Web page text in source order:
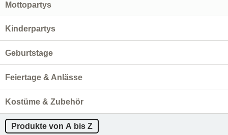
Mottopartys
Kinderpartys
Geburtstage
Feiertage & Anlässe
Kostüme & Zubehör
Produkte von A bis Z